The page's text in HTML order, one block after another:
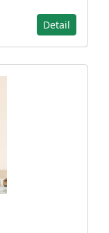
Detail